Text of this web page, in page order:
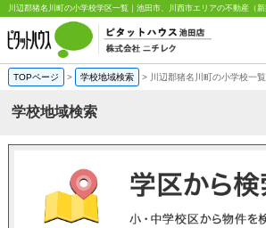
TOPページ > 学校地域検索 > 川辺郡猪名川町の小学校一覧
学校地域検索